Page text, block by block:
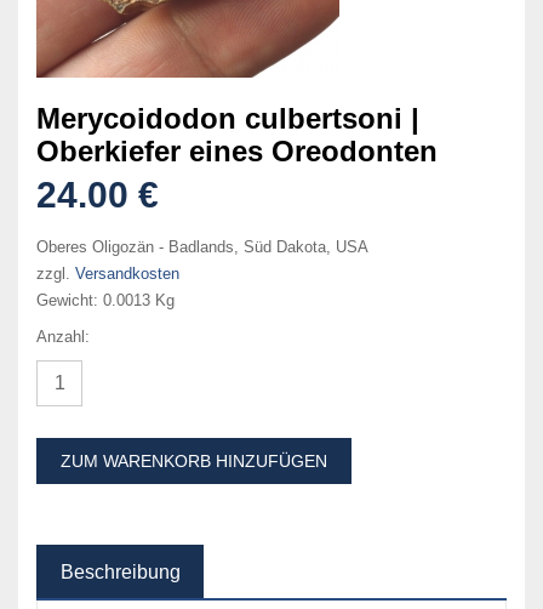
Merycoidodon culbertsoni |
Oberkiefer eines Oreodonten
24.00 €
Oberes Oligozän - Badlands, Süd Dakota, USA
zzgl. Versandkosten
Gewicht: 0.0013 Kg
Anzahl:
ZUM WARENKORB HINZUFÜGEN
Beschreibung